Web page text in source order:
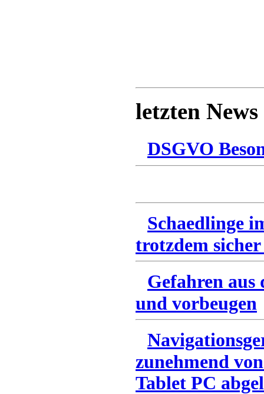
letzten News
DSGVO
Schaedlinge
trotzdem
Gefahren
und vorbeugen
zunehmend
Tablet PC